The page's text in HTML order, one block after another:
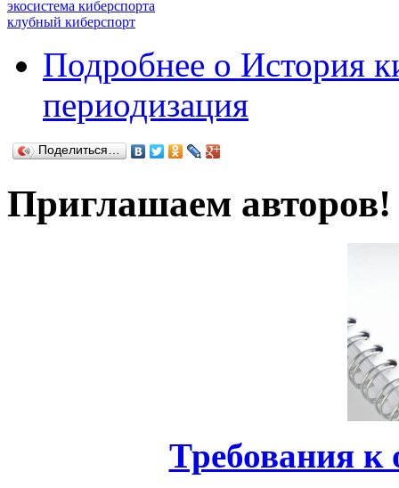
экосистема киберспорта
клубный киберспорт
Подробнее о История
периодизация
Поделиться…
Приглашаем авторов!
Требования к